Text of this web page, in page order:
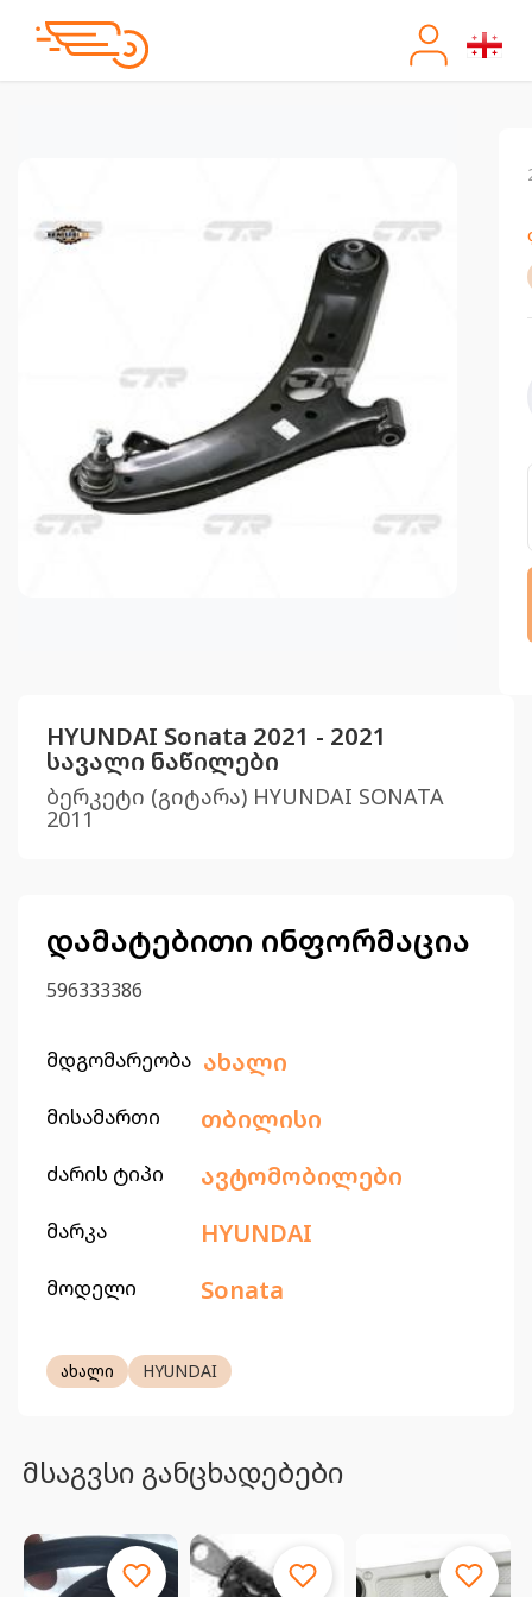
HYUNDAI Sonata 2021 - 2021
სავალი ნაწილები
ბერკეტი (გიტარა) HYUNDAI SONATA
2011
დამატებითი ინფორმაცია
596333386
მდგომარეობა ახალი
მისამართი თბილისი
ძარის ტიპი ავტომობილები
მარკა HYUNDAI
მოდელი Sonata
ახალი HYUNDAI
მსაგვსი განცხადებები